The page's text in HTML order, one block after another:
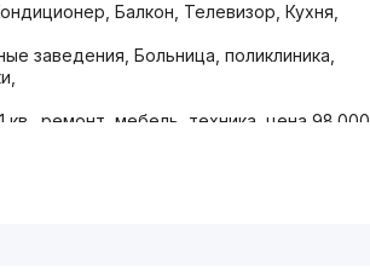
Балкон, Телевизор, Кухня,
заведения, Больница, поликлиника,
ремонт, мебель, техника, цена 98.000